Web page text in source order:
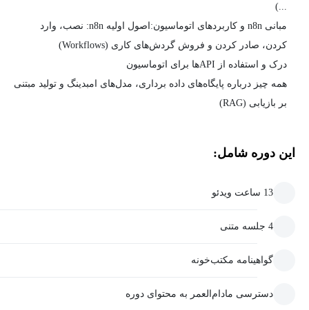
...)
مبانی n8n و کاربردهای اتوماسیون:اصول اولیه n8n: نصب، وارد
کردن، صادر کردن و فروش گردش‌های کاری (Workflows)
درک و استفاده از APIها برای اتوماسیون
همه چیز درباره پایگاه‌های داده برداری، مدل‌های امبدینگ و تولید مبتنی
بر بازیابی (RAG)
این دوره شامل:
13 ساعت ویدئو
4 جلسه متنی
گواهینامه مکتب‌خونه
دسترسی مادام‌العمر به محتوای دوره